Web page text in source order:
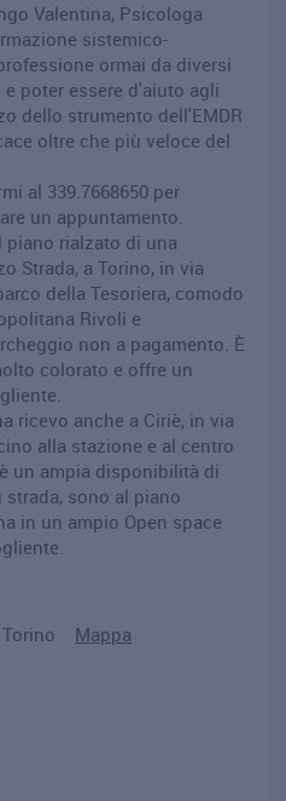
Valentina, Psicologa
sistemico-
ormai da diversi
poter essere d'aiuto agli
dello strumento dell'EMDR
oltre che più veloce del
al 339.7668650 per
un appuntamento.
rialzato di una
Strada, a Torino, in via
della Tesoriera, comodo
Rivoli e
non a pagamento. È
colorato e offre un
ricevo anche a Ciriè, in via
alla stazione e al centro
un ampia disponibilità di
sono al piano
in un ampio Open space
Torino Mappa